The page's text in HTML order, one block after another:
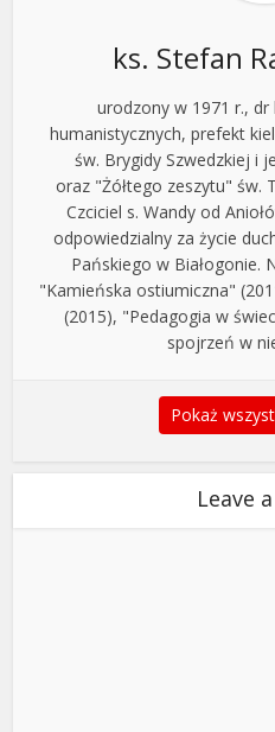
ks. Stefan
urodzony w 1971 r.,
humanistycznych, prefekt
św. Brygidy Szwedzkiej i
oraz "Żółtego zeszytu" św.
Czciciel s. Wandy od
odpowiedzialny za życie
Pańskiego w Białogonie.
"Kamieńska ostiumiczna"
(2015), "Pedagogia w
spojrzeń w
Pokaż
Leave